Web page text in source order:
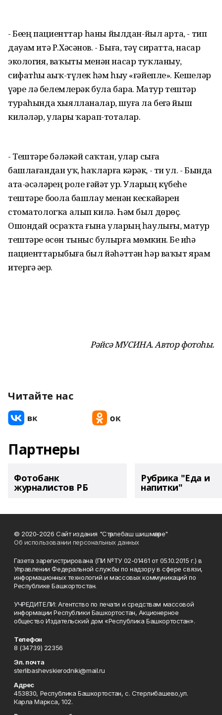
- Беҙҙең пациенттар һаны йылдан-йыл арта, - тип
дауам итә Р.Хәсәнов. - Быға, тәү сиратта, насар
экология, ваҡыты менән насар туҡланыу,
сифатһыҙ аҙыҡ-түлек һәм һыу «ғәйепле». Кешеләр
үҙҙәре лә белемлерәк була бара. Матур тештәр
тураһында хыялланалар, шуға ла беҙгә йыш
киләләр, уларҙы ҡарап-тоталар.
- Тештәрҙе бәләкәй саҡтан, улар сыға
башлағандан уҡ, һаҡларға кәрәк, - ти ул. - Бында
ата-әсәләрҙең роле ғәйәт ҙур. Уларҙың күбеһе
тештәре боҙола башлау менән кескәйҙәрен
стоматологҡа алып килә. Һәм был дөрөҫ.
Ошондай осраҡта ғына уларҙың һаулығы, матур
тештәре өсөн тыныс булырға мөмкин. Беҙ иһә
пациенттарыбыҙға был йәһәттән һәр ваҡыт ярҙам
итергә әҙер.
Рәйсә МУСИНА. Автор фотоһы.
Читайте нас
Партнеры
Фотобанк
журналистов РБ
Рубрика "Еда и
напитки"
© 2020-2026 Сайт издания "Стәрлебаш шишмәләре"
Об использовании персональных данных
Газета зарегистрирована (ПИ №ТУ 02-01461 от 05.10.2015 г.) в
Управлении Федеральной службы по надзору в сфере связи,
информационных технологий и массовых коммуникаций по
Республике Башкортостан.
УЧРЕДИТЕЛИ: Агентство по печати и средствам массовой
информации Республики Башкортостан, Акционерное
общество Издательский дом «Республика Башкортостан».
Телефон
8 (34739) 22356
Эл. почта
sterlibashevskierodniki@mail.ru
Адрес
453830, Республика Башкортостан, c. Стерлибашево,ул.
Карла Маркса, 102.